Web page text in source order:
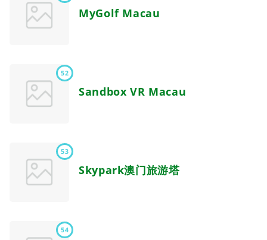
MyGolf Macau
52
Sandbox VR Macau
53
Skypark澳门旅游塔
54